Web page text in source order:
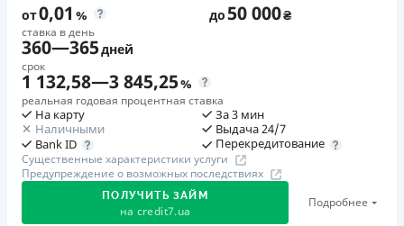
от0,01 %
ставка в день
до50 000₴
360—365дней
срок
1 132,58—3 845,25%
реальная годовая процентная ставка
На карту
Наличными
Bank ID
За 3 мин
Выдача 24/7
Перекредитование
Существенные характеристики услуги
Предупреждение о возможных последствиях
ПОЛУЧИТЬ ЗАЙМ
на credit7.ua
Подробнее